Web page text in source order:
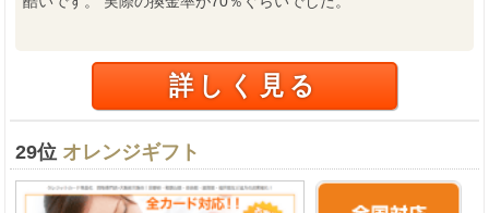
詳しく見る
29位 オレンジギフト